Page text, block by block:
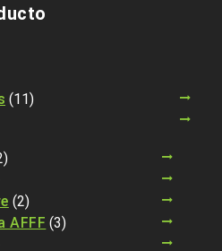
(11)
(2)
AFFF (3)